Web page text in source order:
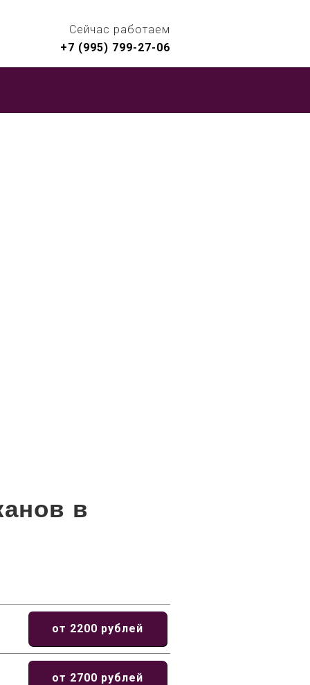
Сейчас работаем
+7 (995) 799-27-06
в
от 2200 рублей
от 2700 рублей